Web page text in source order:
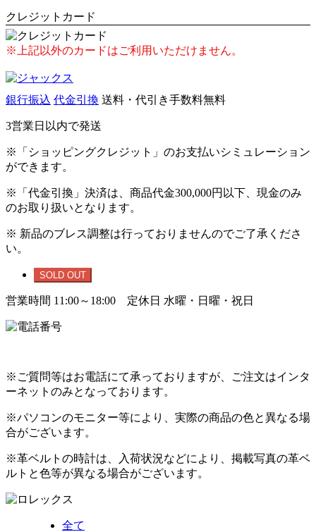
クレジットカード
※上記以外のカードはご利用いただけません。
銀行振込 代金引換 送料・代引き手数料無料
3営業日以内で発送
※「ショッピングクレジット」のお支払いシミュレーション
ができます。
※「代金引換」決済は、商品代金300,000円以下、現金のみ
のお取り扱いとなります。
※ 新品のブレス調整は行っておりませんのでご了承くださ
い。
SOLD OUT
営業時間 11:00～18:00 定休日 水曜・日曜・祝日
※ご質問等はお電話にて承っておりますが、ご注文はインタ
ーネットのみとなっております。
※パソコンのモニター等により、実際の商品の色と異なる場
合がございます。
※革ベルトの時計は、入荷状況などにより、掲載写真の革ベ
ルトと色等が異なる場合がございます。
全て